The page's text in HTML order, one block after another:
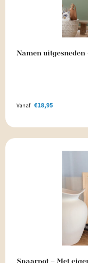
Namen
Vanaf €18,95